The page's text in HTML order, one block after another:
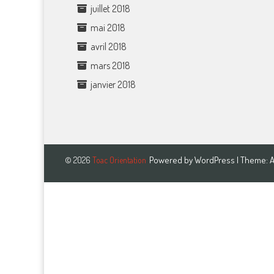
juillet 2018
mai 2018
avril 2018
mars 2018
janvier 2018
© 2026 Toac Orientation Powered byWordPress | Theme: